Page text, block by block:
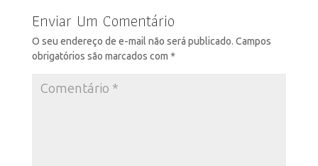
Enviar Um Comentário
O seu endereço de e-mail não será publicado. Campos
obrigatórios são marcados com *